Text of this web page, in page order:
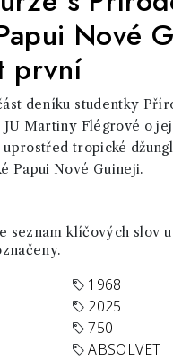
Nové
první
deníku studentky
JU Martiny Flégrové o
uprostřed tropické
Papui Nové Guineji.
seznam klíčových slov
1968
2025
750
ABSOLVET